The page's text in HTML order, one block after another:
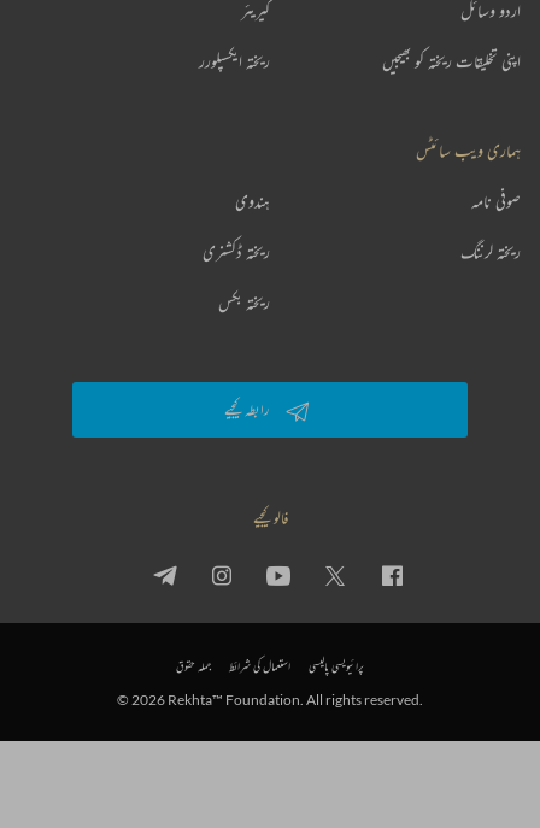
اردو وسائل
اپنی تخلیقات ریختہ کو بھیجیں
کیریئر
ریختہ ایکسپلورر
ہماری ویب سائٹس
ہندوی صوفی نامہ
ریختہ ڈکشنری ریختہ لرننگ
ریختہ بکس
رابطہ کیجیے
فالو کیجیے
پرائیویسی پالیسی استعمال کی شرائط جملہ حقوق
© 2026 Rekhta™ Foundation. All rights reserved.